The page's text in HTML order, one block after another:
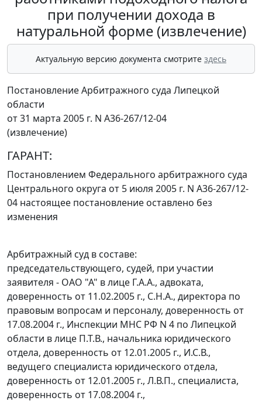
при получении дохода в
натуральной форме (извлечение)
Актуальную версию документа смотрите здесь
Постановление Арбитражного суда Липецкой
области
от 31 марта 2005 г. N А36-267/12-04
(извлечение)
ГАРАНТ:
Постановлением Федерального арбитражного суда
Центрального округа от 5 июля 2005 г. N А36-267/12-
04 настоящее постановление оставлено без
изменения
Арбитражный суд в составе:
председательствующего, судей, при участии
заявителя - ОАО "А" в лице Г.А.А., адвоката,
доверенность от 11.02.2005 г., С.Н.А., директора по
правовым вопросам и персоналу, доверенность от
17.08.2004 г., Инспекции МНС РФ N 4 по Липецкой
области в лице П.Т.В., начальника юридического
отдела, доверенность от 12.01.2005 г., И.С.В.,
ведущего специалиста юридического отдела,
доверенность от 12.01.2005 г., Л.В.П., специалиста,
доверенность от 17.08.2004 г.,